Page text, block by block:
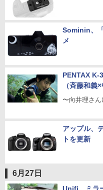
Sominin、
メ
PENTAX K-
（斉藤和義
〜向井理さん
アップル、
トを更新
6月27日